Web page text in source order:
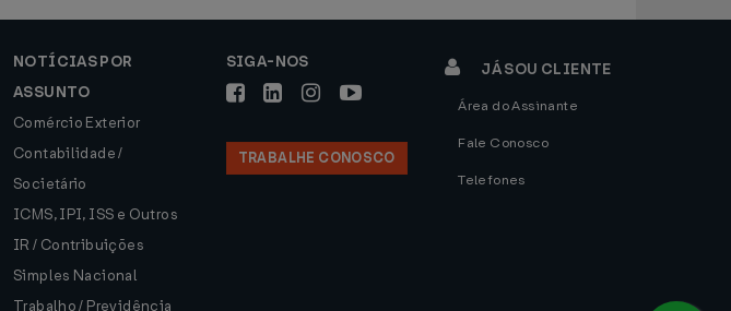
NOTÍCIAS POR
ASSUNTO
Comércio Exterior
Contabilidade /
Societário
ICMS, IPI, ISS e Outros
IR / Contribuições
Simples Nacional
Trabalho / Previdência
SIGA-NOS
TRABALHE CONOSCO
JÁ SOU CLIENTE
Área do Assinante
Fale Conosco
Telefones